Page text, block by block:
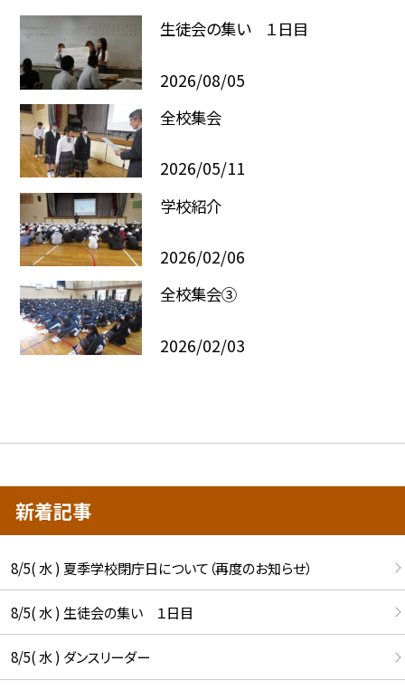
生徒会の集い １日目
2026/08/05
全校集会
2026/05/11
学校紹介
2026/02/06
全校集会③
2026/02/03
新着記事
8/5( 水 ) 夏季学校閉庁日について（再度のお知らせ）
8/5( 水 ) 生徒会の集い １日目
8/5( 水 ) ダンスリーダー